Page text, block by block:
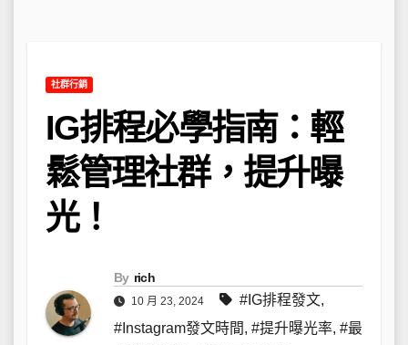
社群行銷
IG排程必學指南：輕
鬆管理社群，提升曝
光！
By rich
10 月 23, 2024 #IG排程發文,
#Instagram發文時間, #提升曝光率, #最